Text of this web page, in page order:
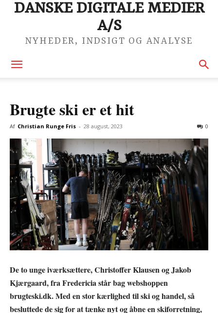
DANSKE DIGITALE MEDIER
A/S
NYHEDER, INDSIGT OG ANALYSE
Brugte ski er et hit
Af Christian Runge Fris - 28 august, 2023 0
De to unge iværksættere, Christoffer Klausen og Jakob
Kjærgaard, fra Fredericia står bag webshoppen
brugteski.dk. Med en stor kærlighed til ski og handel, så
besluttede de sig for at tænke nyt og åbne en skiforretning,